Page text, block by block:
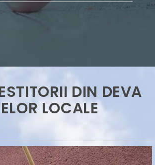
DIN DEVA
LOCALE
𝑰𝒏𝒗𝒆𝒔𝒕𝒊𝒕̦𝒊𝒆 𝒅𝒆 7 𝒎𝒊𝒍𝒊𝒐𝒂𝒏𝒆 𝒅𝒆 𝒆𝒖𝒓𝒐 𝒍𝒂 𝑫𝒆𝒗𝒂: 𝑯𝑨𝑽𝑰